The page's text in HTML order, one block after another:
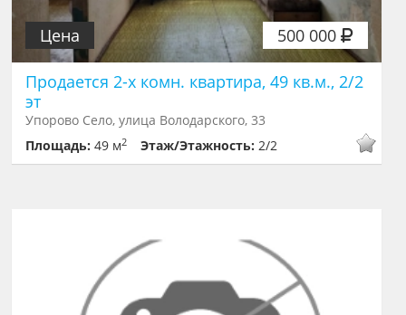
500 000
Цена
Продается 2-х комн. квартира, 49 кв.м., 2/2
эт
Упорово Село, улица Володарского, 33
Площадь:49 м2 Этаж/Этажность:2/2